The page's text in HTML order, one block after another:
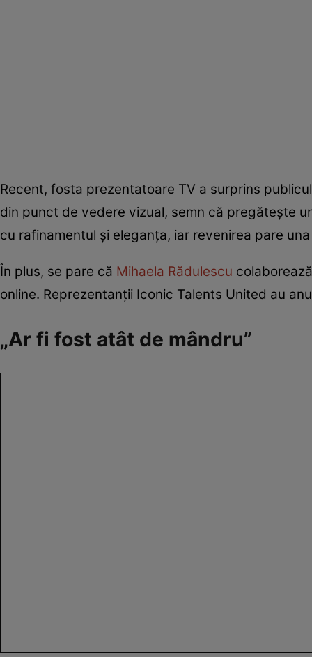
Recent, fosta prezentatoare TV a surprins
din punct de vedere vizual, semn că pregătește
cu rafinamentul și eleganța, iar revenirea pare
În plus, se pare că Mihaela Rădulescu
online. Reprezentanții Iconic Talents United au
„Ar fi fost atât de mândru”